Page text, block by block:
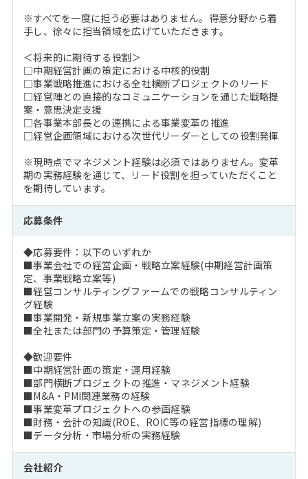
※すべてを一度に担う必要はありません。得意分野から着
手し、徐々に担当領域を広げていただきます。
＜将来的に期待する役割＞
□中期経営計画の策定における中核的役割
□事業戦略推進における全社横断プロジェクトのリード
□経営陣との直接的なコミュニケーションを通じた戦略提
案・意思決定支援
□各事業本部長との連携による事業変革の推進
□経営企画領域における次世代リーダーとしての役割発揮
※現時点でマネジメント経験は必須ではありません。変革
期の実務経験を通じて、リード役割を担っていただくこと
を期待しています。
応募条件
◆応募要件：以下のいずれか
■事業会社での経営企画・戦略立案経験(中期経営計画策
定、事業戦略立案等)
■経営コンサルティングファームでの戦略コンサルティン
グ経験
■事業開発・新規事業立案の実務経験
■全社または部門の予算策定・管理経験
◆歓迎要件
■中期経営計画の策定・運用経験
■部門横断プロジェクトの推進・マネジメント経験
■M&A・PMI関連業務の経験
■事業変革プロジェクトへの参画経験
■財務・会計の知識(ROE、ROIC等の経営指標の理解)
■データ分析・市場分析の実務経験
会社紹介